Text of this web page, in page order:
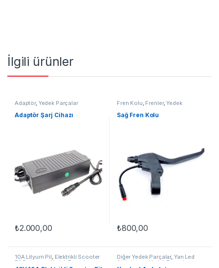
İlgili ürünler
Adaptör, Yedek Parçalar
Adaptör Şarj Cihazı
₺2.000,00
Fren Kolu, Frenler,Yedek
Sağ Fren Kolu
₺800,00
10A Lityum Pil, Elektrikli Scooter
Pil Bataryası Yedek Parçalar
Diğer Yedek Parçalar, Yan Led
Aydınlatma ,Yedek Parçalar